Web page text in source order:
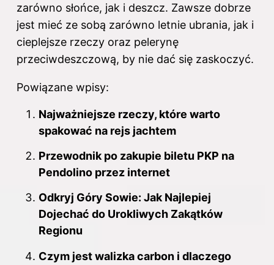
zarówno słońce, jak i deszcz. Zawsze dobrze
jest mieć ze sobą zarówno letnie ubrania, jak i
cieplejsze rzeczy oraz pelerynę
przeciwdeszczową, by nie dać się zaskoczyć.
Powiązane wpisy:
Najważniejsze rzeczy, które warto
spakować na rejs jachtem
Przewodnik po zakupie biletu PKP na
Pendolino przez internet
Odkryj Góry Sowie: Jak Najlepiej
Dojechać do Urokliwych Zakątków
Regionu
Czym jest walizka carbon i dlaczego